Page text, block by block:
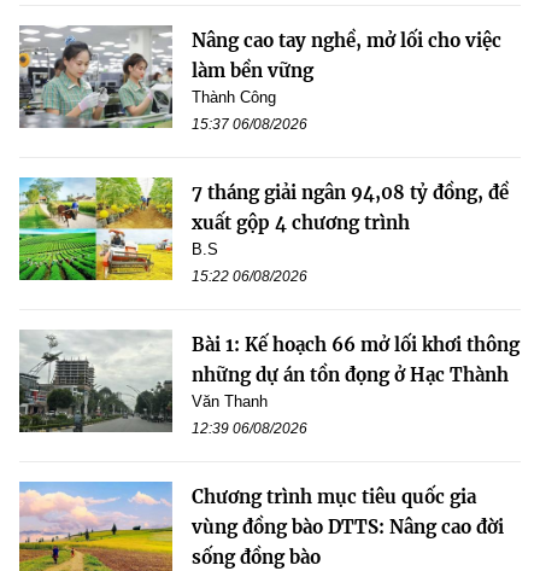
Nâng cao tay nghề, mở lối cho việc
làm bền vững
Thành Công
15:37 06/08/2026
7 tháng giải ngân 94,08 tỷ đồng, đề
xuất gộp 4 chương trình
B.S
15:22 06/08/2026
Bài 1: Kế hoạch 66 mở lối khơi thông
những dự án tồn đọng ở Hạc Thành
Văn Thanh
12:39 06/08/2026
Chương trình mục tiêu quốc gia
vùng đồng bào DTTS: Nâng cao đời
sống đồng bào